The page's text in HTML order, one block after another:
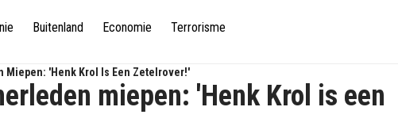
Buitenland Economie Terrorisme
Miepen: 'Henk Krol Is Een Zetelrover!'
miepen: 'Henk Krol is een